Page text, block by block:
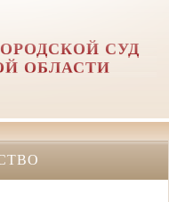
СУД
ОБЛАСТИ